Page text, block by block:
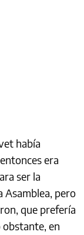
había
era
ser la
Asamblea, pero
que prefería
en